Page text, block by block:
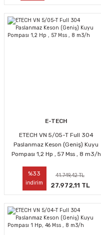
E-TECH
ETECH VN 5/05-T Full 304
Paslanmaz Keson (Geniş) Kuyu
Pompası 1,2 Hp , 57 Mss , 8 m3/h
%33
indirim
41.749,42 TL
27.972,11 TL